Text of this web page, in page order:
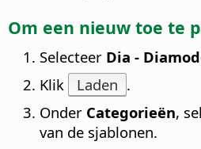
Om een nieuw toe te
Selecteer Dia -
Klik
Laden .
Onder Categorieën,
van de sjablonen.